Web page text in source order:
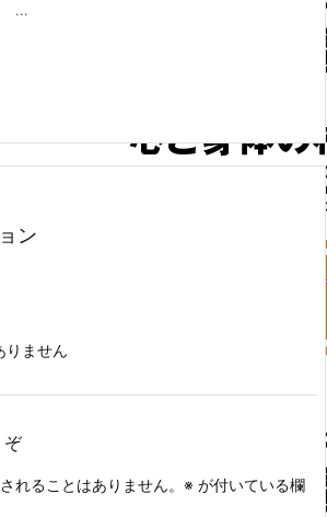
ン
りません
ぞ
れることはありません。 ※ が付いている欄